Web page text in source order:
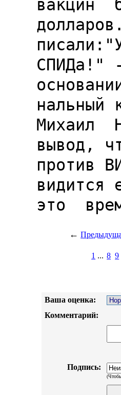
←
1 ... 8 9
Ваша оценка:
Комментарий:
Подпись: